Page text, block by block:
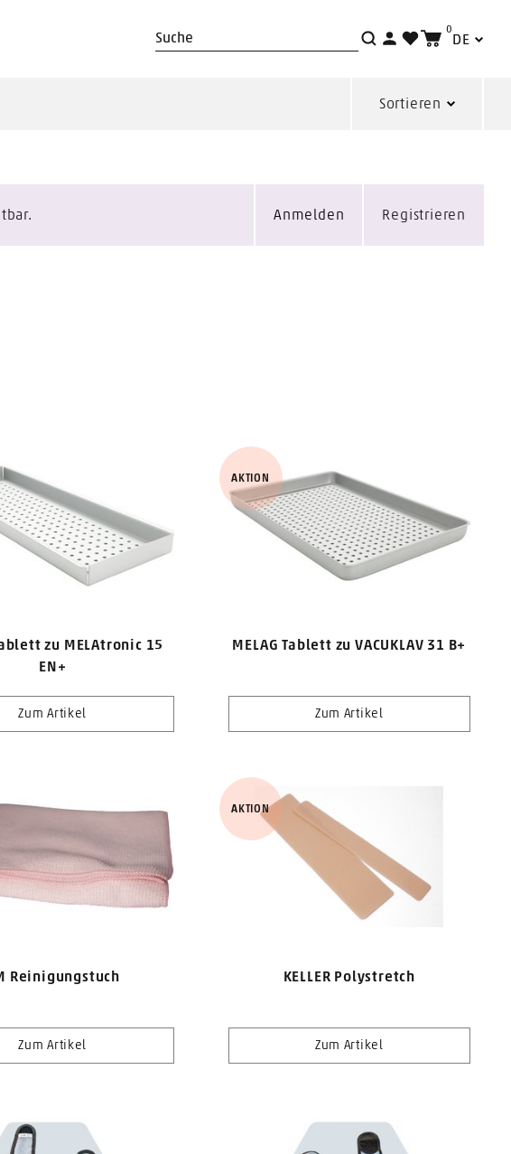
Suche
0
DE
Sortieren
Anmelden Registrieren
zu MELAtronic 15
EN+
Zum Artikel
MELAG Tablett zu VACUKLAV 31 B+
Zum Artikel
AKTION
Reinigungstuch
Zum Artikel
KELLER Polystretch
Zum Artikel
AKTION